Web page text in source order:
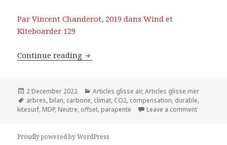
Par Vincent Chanderot, 2019 dans Wind et
Kiteboarder 129
Continue reading COMPENSER LE CARBONE… POUR
Posted
on
2 December 2022 Categories
Articles glisse air,Articles glisse mer
Tags
arbres, bilan, carbone, climat, CO2, compensation, durable,
kitesurf, MDP, Neutre, offset, parapente Leave a commenton
Proudly powered by WordPress